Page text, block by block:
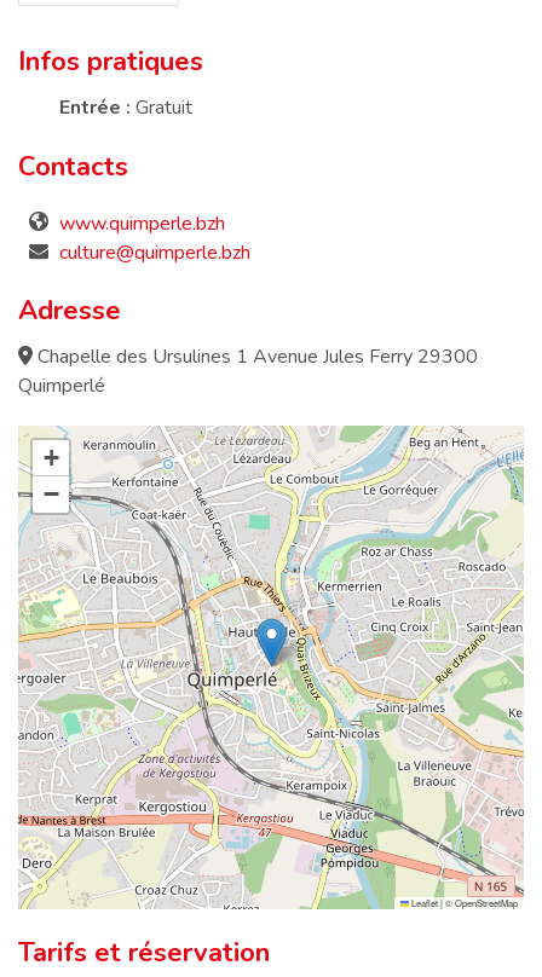
Infos pratiques
Entrée :Gratuit
Contacts
www.quimperle.bzh
culture@quimperle.bzh
Adresse
Chapelle des Ursulines 1 Avenue Jules Ferry 29300
Quimperlé
+
−
Leaflet|©OpenStreetMap
Tarifs et réservation